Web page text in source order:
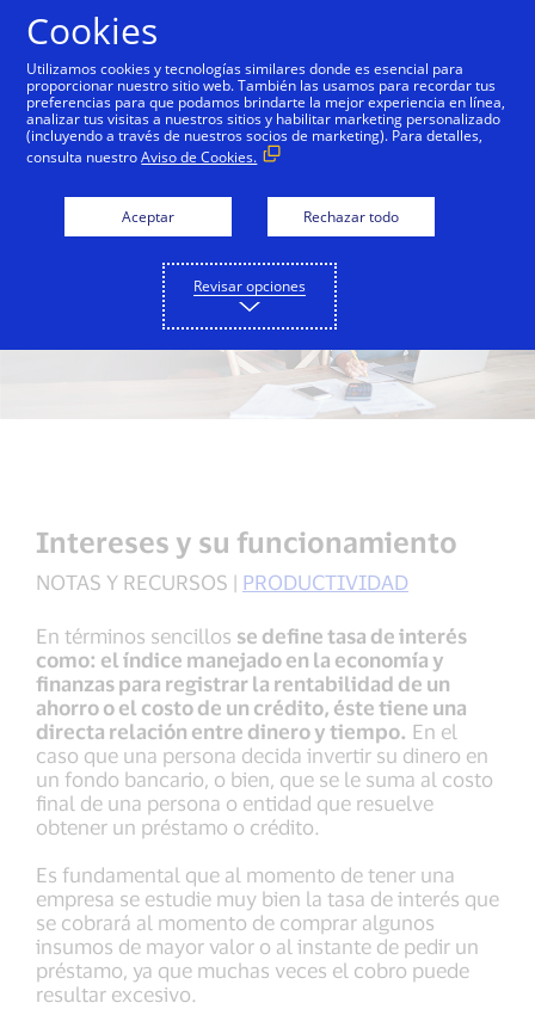
¿Qué es y cómo
funcionan los intereses?
Intereses y su funcionamiento
NOTAS Y RECURSOS | PRODUCTIVIDAD
En términos sencillos se define tasa de interés
como: el índice manejado en la economía y
finanzas para registrar la rentabilidad de un
ahorro o el costo de un crédito, éste tiene una
directa relación entre dinero y tiempo. En el
caso que una persona decida invertir su dinero en
un fondo bancario, o bien, que se le suma al costo
final de una persona o entidad que resuelve
obtener un préstamo o crédito.
Es fundamental que al momento de tener una
empresa se estudie muy bien la tasa de interés que
se cobrará al momento de comprar algunos
insumos de mayor valor o al instante de pedir un
préstamo, ya que muchas veces el cobro puede
resultar excesivo.
Cookies
Utilizamos cookies y tecnologías similares donde es esencial para
proporcionar nuestro sitio web. También las usamos para recordar tus
preferencias para que podamos brindarte la mejor experiencia en línea,
analizar tus visitas a nuestros sitios y habilitar marketing personalizado
(incluyendo a través de nuestros socios de marketing). Para detalles,
consulta nuestroAviso de Cookies.
Aceptar Rechazar todo
Revisar opciones